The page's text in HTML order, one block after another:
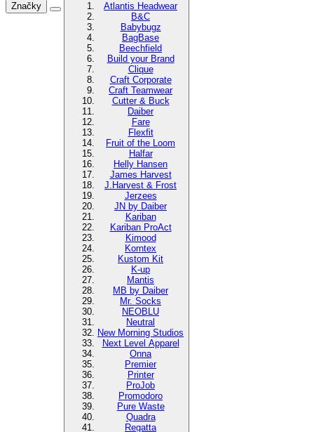
Značky
Atlantis Headwear
B&C
Babybugz
BagBase
Beechfield
Build your Brand
Clique
Craft Corporate
Craft Teamwear
Cutter & Buck
Daiber
Fare
Flexfit
Fruit of the Loom
Halfar
Helly Hansen
James Harvest
J.Harvest & Frost
Jerzees
JN by Daiber
Kariban
Kariban ProAct
Kimood
Korntex
Kustom Kit
K-up
Mantis
MB by Daiber
Mr. Socks
NEOBLU
Neutral
New Morning Studios
Next Level Apparel
Onna
Premier
Printer
ProJob
Promodoro
Pure Waste
Quadra
Regatta